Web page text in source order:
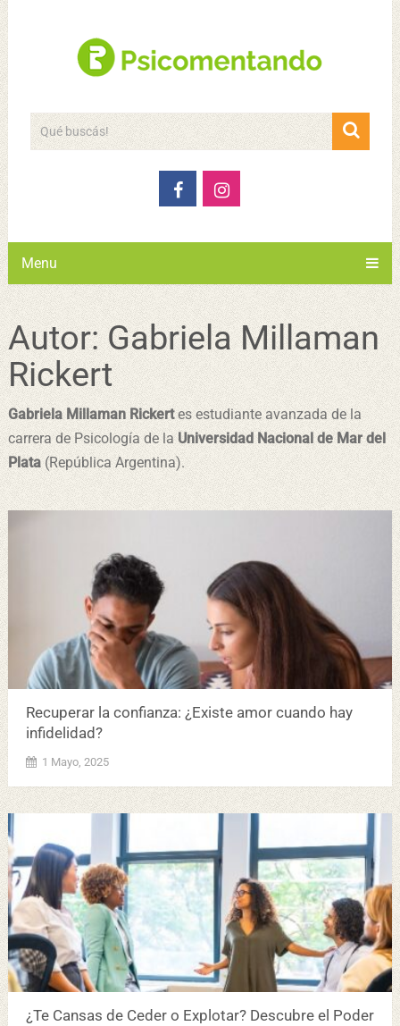
Menu
Autor:Gabriela Millaman
Rickert
Gabriela Millaman Rickertes estudiante avanzada de la
carrera de Psicología de laUniversidad Nacional de Mar del
Plata(República Argentina).
Recuperar la confianza: ¿Existe amor cuando hay
infidelidad?
1 Mayo, 2025
¿Te Cansas de Ceder o Explotar? Descubre el Poder